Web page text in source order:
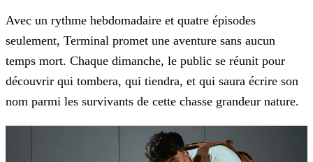
Avec un rythme hebdomadaire et quatre épisodes
seulement, Terminal promet une aventure sans aucun
temps mort. Chaque dimanche, le public se réunit pour
découvrir qui tombera, qui tiendra, et qui saura écrire son
nom parmi les survivants de cette chasse grandeur nature.